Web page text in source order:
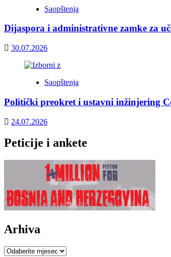
Saopštenja
Dijaspora i administrativne zamke za
30.07.2026
Saopštenja
Politički preokret i ustavni inžinjering
24.07.2026
Peticije i ankete
Arhiva
Arhiva